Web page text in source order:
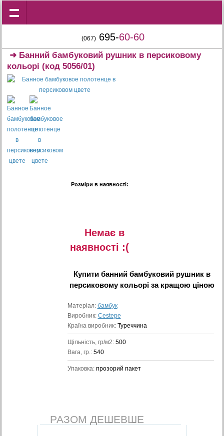
(067) 695-60-60
➜ Банний бамбуковий рушник в персиковому
кольорі (код 5056/01)
Розміри в наявності:
Немає в
наявностi :(
Купити банний бамбуковий рушник в
персиковому кольоріза кращою ціною
Матеріал: бамбук
Виробник: Cestepe
Країна виробник: Туреччина
Щільність, гр/м2: 500
Вага, гр.: 540
Упаковка: прозорий пакет
РАЗОМ ДЕШЕВШЕ